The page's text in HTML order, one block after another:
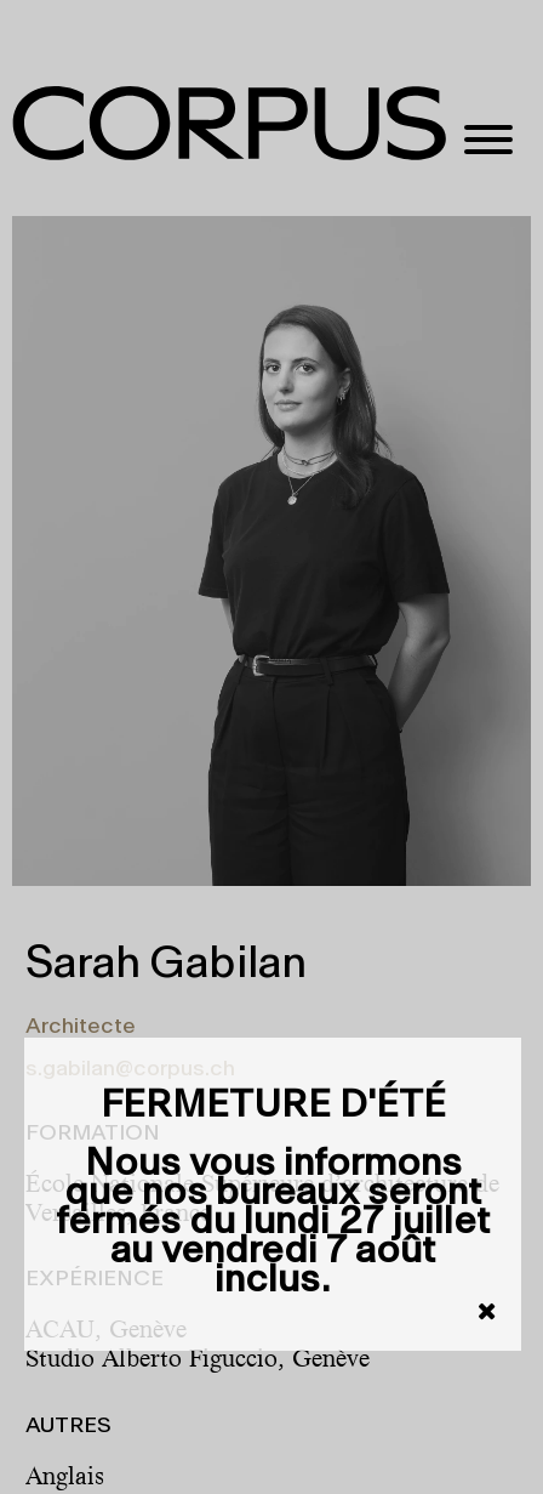
Sarah Gabilan
Architecte
s.gabilan@corpus.ch
FORMATION
École Nationale Supérieure d’architecture de
Versailles, France
EXPÉRIENCE
ACAU, Genève
Studio Alberto Figuccio, Genève
AUTRES
Anglais
FERMETURE D'ÉTÉ
Nous vous informons
que nos bureaux seront
fermés dulundi 27 juillet
au vendredi 7 août
inclus.